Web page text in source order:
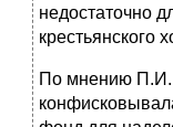
не­достаточно
крестьянского
По мнению П.И.